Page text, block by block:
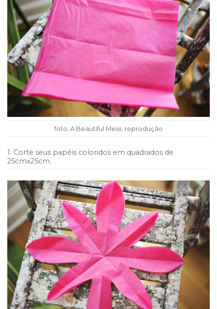
foto: A Beautiful Mess; reprodução
1. Corte seus papéis coloridos em quadrados de
25cmx25cm.